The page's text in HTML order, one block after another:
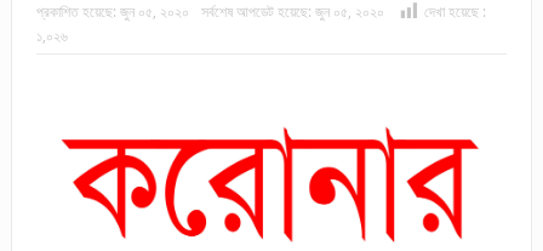
প্রকাশিত হয়েছে: জুন ০৫, ২০২০ সর্বশেষ আপডেট হয়েছে: জুন ০৫, ২০২০
দেখা হয়েছে :
১,০২৬